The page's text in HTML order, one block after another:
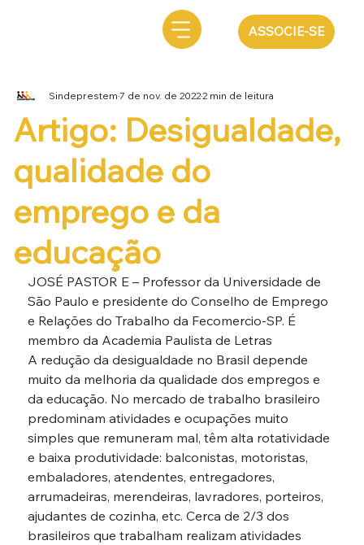
ASSOCIE-SE
Artigo: Desigualdade,
qualidade do
emprego e da
educação
Sindeprestem7 de nov. de 20222 min de leitura
JOSÉ PASTOR E – Professor da Universidade de
São Paulo e presidente do Conselho de Emprego
e Relações do Trabalho da Fecomercio-SP. É
membro da Academia Paulista de Letras
A redução da desigualdade no Brasil depende
muito da melhoria da qualidade dos empregos e
da educação. No mercado de trabalho brasileiro
predominam atividades e ocupações muito
simples que remuneram mal, têm alta rotatividade
e baixa produtividade: balconistas, motoristas,
embaladores, atendentes, entregadores,
arrumadeiras, merendeiras, lavradores, porteiros,
ajudantes de cozinha, etc. Cerca de 2/3 dos
brasileiros que trabalham realizam atividades